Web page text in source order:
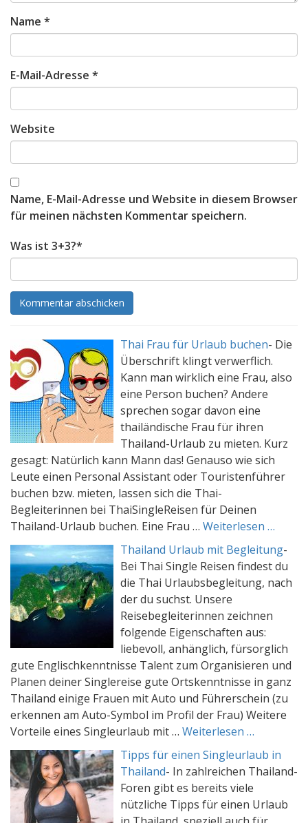
Name *
E-Mail-Adresse *
Website
Name, E-Mail-Adresse und Website in diesem Browser
für meinen nächsten Kommentar speichern.
Was ist 3+3?*
Thai Frau für Urlaub buchen- Die
Überschrift klingt verwerflich.
Kann man wirklich eine Frau, also
eine Person buchen? Andere
sprechen sogar davon eine
thailändische Frau für ihren
Thailand-Urlaub zu mieten. Kurz
gesagt: Natürlich kann Mann das! Genauso wie sich
Leute einen Personal Assistant oder Touristenführer
buchen bzw. mieten, lassen sich die Thai-
Begleiterinnen bei ThaiSingleReisen für Deinen
Thailand-Urlaub buchen. Eine Frau … Weiterlesen …
Thailand Urlaub mit Begleitung-
Bei Thai Single Reisen findest du
die Thai Urlaubsbegleitung, nach
der du suchst. Unsere
Reisebegleiterinnen zeichnen
folgende Eigenschaften aus:
liebevoll, anhänglich, fürsorglich
gute Englischkenntnisse Talent zum Organisieren und
Planen deiner Singlereise gute Ortskenntnisse in ganz
Thailand einige Frauen mit Auto und Führerschein (zu
erkennen am Auto-Symbol im Profil der Frau) Weitere
Vorteile eines Singleurlaub mit … Weiterlesen …
Tipps für einen Singleurlaub in
Thailand- In zahlreichen Thailand-
Foren gibt es bereits viele
nützliche Tipps für einen Urlaub